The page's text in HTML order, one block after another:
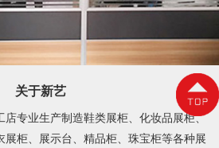
关于新艺
店专业生产制造鞋类展柜、化妆品展柜、
展柜、展示台、精品柜、珠宝柜等各种展